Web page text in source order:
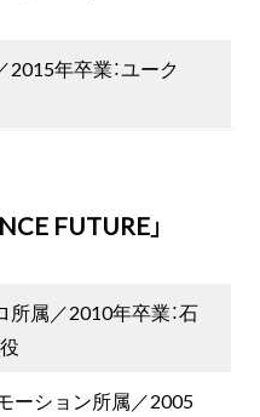
年卒業：ユーク
FUTURE」
属／2010年卒業：石
ーション所属／2005